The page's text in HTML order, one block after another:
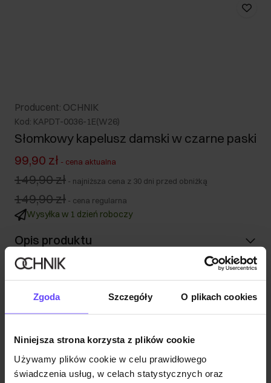
Zgoda Szczegóły O plikach cookies
Niniejsza strona korzysta z plików cookie
Używamy plików cookie w celu prawidłowego
świadczenia usług, w celach statystycznych oraz
Producent: OCHNIK
Kod: KAPDT-0036-1E(W26)
Słomkowy kapelusz damski w czarne paski
99,90 zł - cena aktualna
149,90 zł - najniższa cena z 30 dni przed obniżką
149,90 zł - cena regularna
Wysyłka w 1 dzień roboczy
Opis produktu
Szczegóły
Skład i wymiary
Opinie